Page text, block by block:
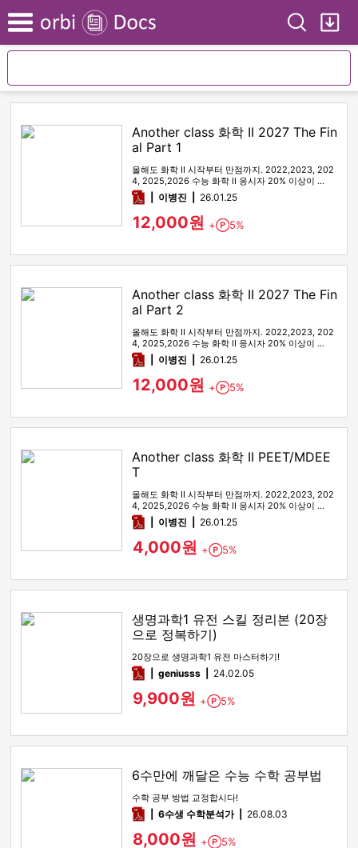
Menu Search
Another class 화학 II 2027 The Fin
al Part 1
올해도 화학 II 시작부터 만점까지. 2022,2023, 202
4, 2025,2026 수능 화학 II 응시자 20% 이상이 …
pdf이병진 26.01.25
12,000원 + Point
5%
Another class 화학 II 2027 The Fin
al Part 2
올해도 화학 II 시작부터 만점까지. 2022,2023, 202
4, 2025,2026 수능 화학 II 응시자 20% 이상이 …
pdf이병진 26.01.25
12,000원 + Point
5%
Another class 화학 II PEET/MDEE
T
올해도 화학 II 시작부터 만점까지. 2022,2023, 202
4, 2025,2026 수능 화학 II 응시자 20% 이상이 …
pdf이병진 26.01.25
4,000원 + Point
5%
생명과학1 유전 스킬 정리본 (20장
으로 정복하기)
20장으로 생명과학1 유전 마스터하기!
pdfgeniusss 24.02.05
9,900원 + Point
5%
6수만에 깨달은 수능 수학 공부법
수학 공부 방법 교정합시다!
pdf6수생 수학분석가 26.08.03
8,000원 + Point
5%